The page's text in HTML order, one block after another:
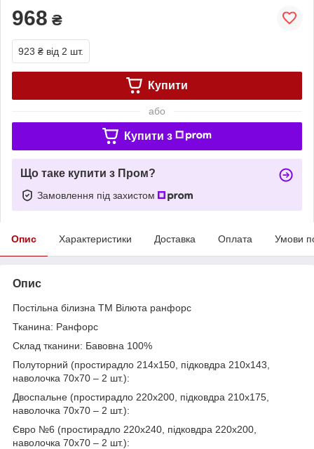
968 ₴
923 ₴ від 2 шт.
Купити
або
Купити з
Що таке купити з Пром?
Замовлення під захистом
Опис Характеристики Доставка Оплата Умови
Опис
Постільна білизна ТМ Вілюта ранфорс
Тканина: Ранфорс
Склад тканини: Бавовна 100%
Полуторний (простирадло 214х150, підковдра 210х143,
наволочка 70х70 – 2 шт.):
Двоспальне (простирадло 220х200, підковдра 210х175,
наволочка 70х70 – 2 шт.):
Євро №6 (простирадло 220х240, підковдра 220х200,
наволочка 70х70 – 2 шт.):